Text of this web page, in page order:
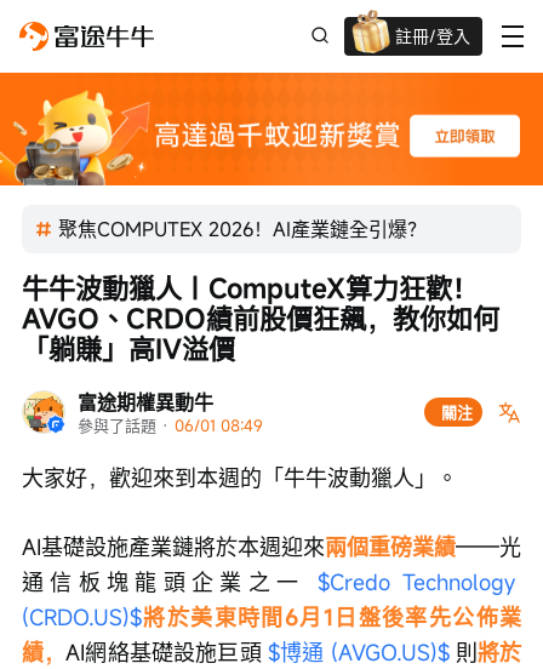
註冊/登入
迎新驚喜賞 股票/BTC等任你揀!
聚焦COMPUTEX 2026！AI產業鏈全引爆？
富途期權異動牛
參與了話題 · 06/01 08:49
關注
牛牛波動獵人｜ComputeX算力狂歡！
AVGO、CRDO績前股價狂飆，教你如何
「躺賺」高IV溢價
大家好，歡迎來到本週的「牛牛波動獵人」。
AI基礎設施產業鏈將於本週迎來兩個重磅業績——光
通信板塊龍頭企業之一 $Credo Technology
(CRDO.US)$將於美東時間6月1日盤後率先公佈業
績，AI網絡基礎設施巨頭 $博通 (AVGO.US)$ 則將於